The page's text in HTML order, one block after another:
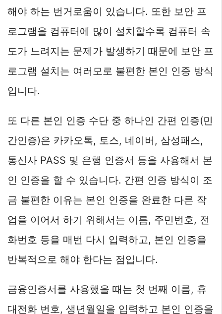
해야 하는 번거로움이 있습니다. 또한 보안 프
로그램을 컴퓨터에 많이 설치할수록 컴퓨터 속
도가 느려지는 문제가 발생하기 때문에 보안 프
로그램 설치는 여러모로 불편한 본인 인증 방식
입니다.
또 다른 본인 인증 수단 중 하나인 간편 인증(민
간인증)은 카카오톡, 토스, 네이버, 삼성패스,
통신사 PASS 및 은행 인증서 등을 사용해서 본
인 인증을 할 수 있습니다. 간편 인증 방식이 조
금 불편한 이유는 본인 인증을 완료한 다른 작
업을 이어서 하기 위해서는 이름, 주민번호, 전
화번호 등을 매번 다시 입력하고, 본인 인증을
반복적으로 해야 한다는 점입니다.
금융인증서를 사용했을 때는 첫 번째 이름, 휴
대전화 번호, 생년월일을 입력하고 본인 인증을